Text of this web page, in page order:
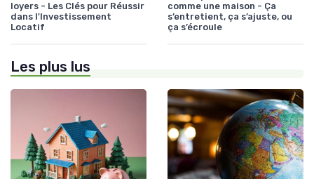
loyers - Les Clés pour Réussir
dans l'Investissement
Locatif
comme une maison - Ça
s’entretient, ça s’ajuste, ou
ça s’écroule
Les plus lus